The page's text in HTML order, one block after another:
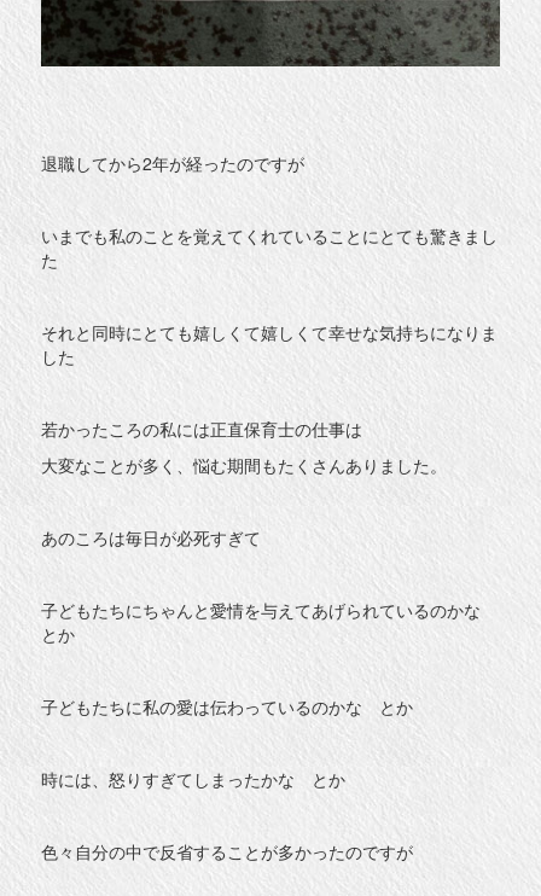
退職してから2年が経ったのですが
いまでも私のことを覚えてくれていることにとても驚きまし
た
それと同時にとても嬉しくて嬉しくて幸せな気持ちになりま
した
若かったころの私には正直保育士の仕事は
大変なことが多く、悩む期間もたくさんありました。
あのころは毎日が必死すぎて
子どもたちにちゃんと愛情を与えてあげられているのかな
とか
子どもたちに私の愛は伝わっているのかな とか
時には、怒りすぎてしまったかな とか
色々自分の中で反省することが多かったのですが